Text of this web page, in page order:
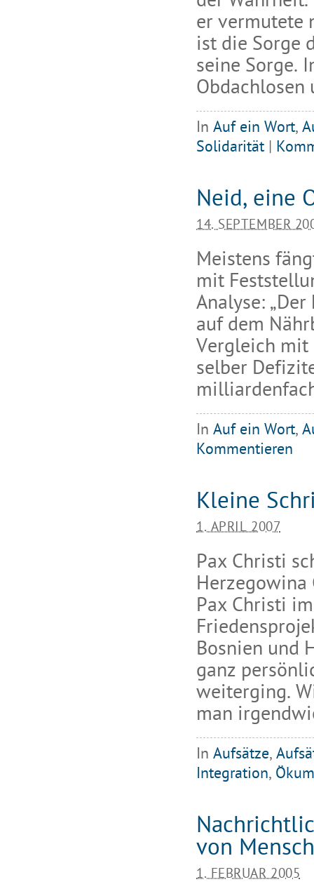
er vermutete
ist die Sorge
seine Sorge.
In Auf ein Wort,
Solidarität |
Neid, eine
14. SEPTEMBER
Meistens
mit
Analyse:
auf dem
Vergleich mit
selber
In Auf ein Wort,
Kommentieren
Kleine
1. APRIL 2007
Pax Christi
Herzegowina
Pax Christi
Bosnien und
ganz
weiterging.
man
In Aufsätze,
Integration,
von
1. FEBRUAR 2005